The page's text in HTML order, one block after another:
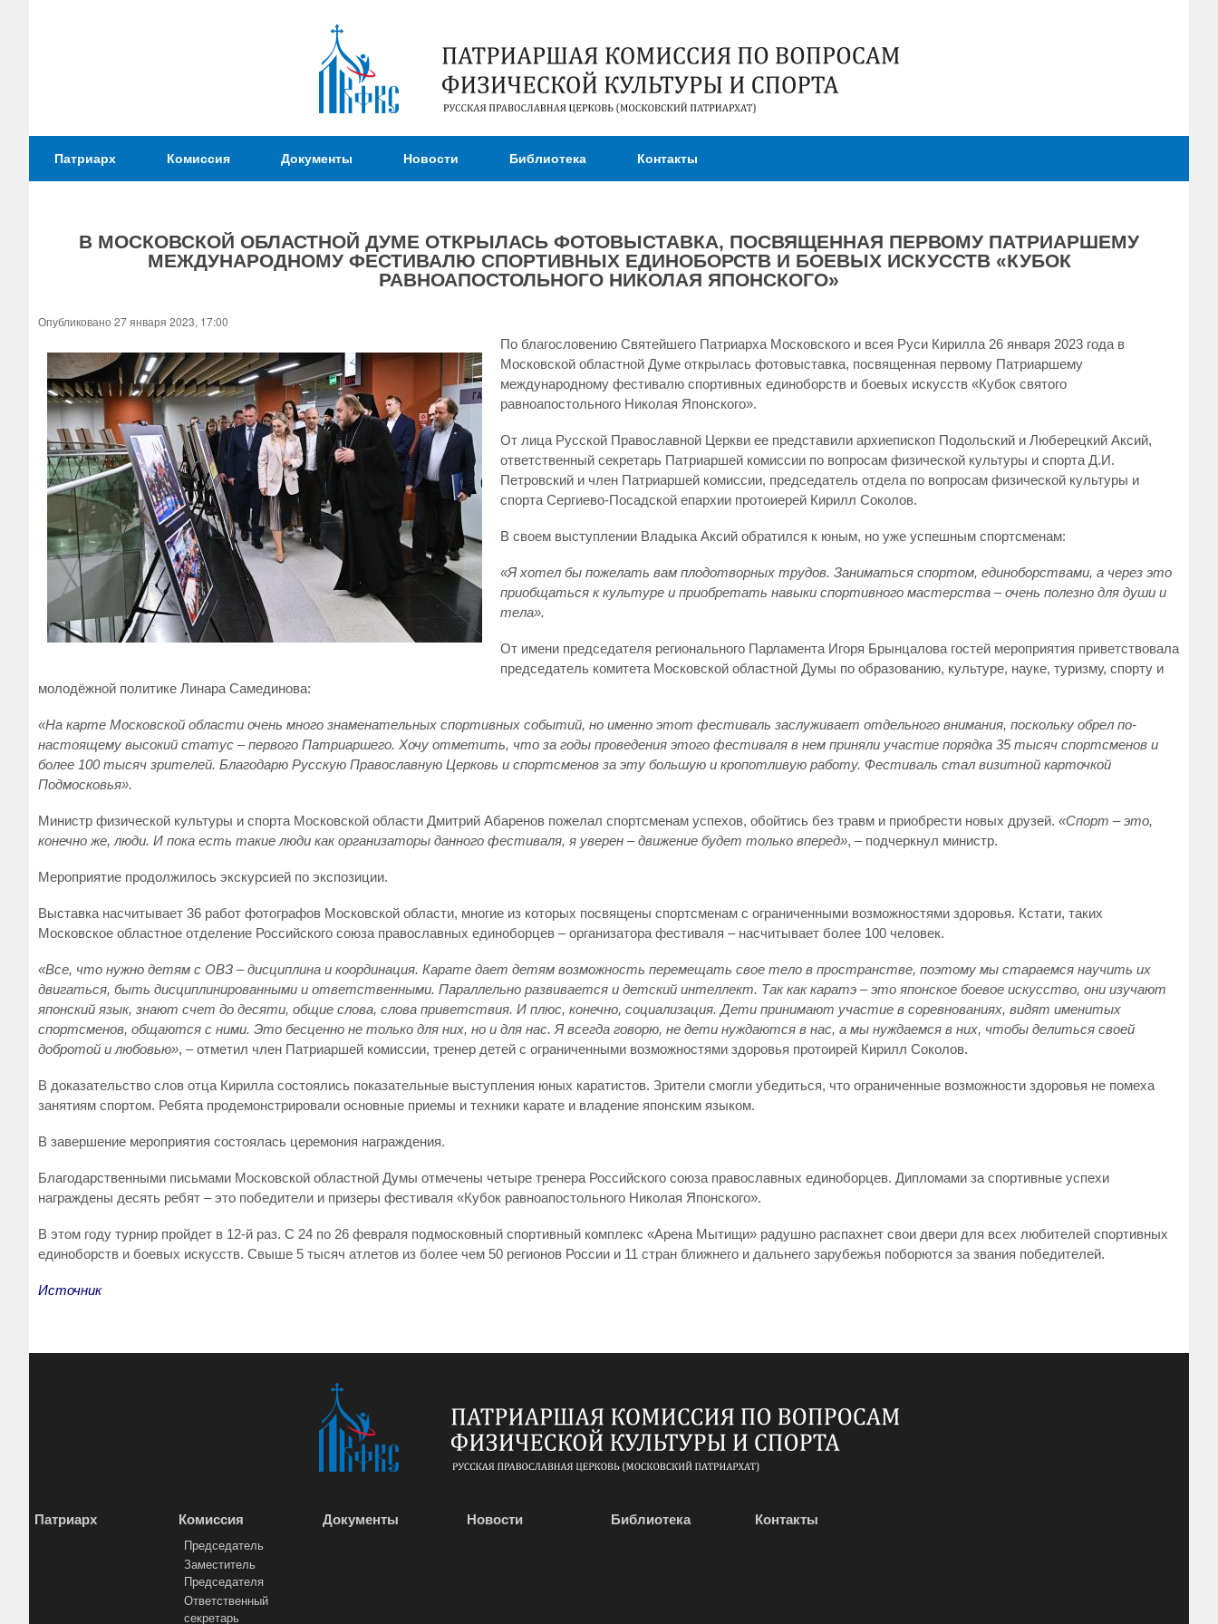
содержанию
Патриаршая
Комиссия
вопросам
физической
культуры и
Патриарх Комиссия Документы Новости Библиотека Контакты
В МОСКОВСКОЙ ОБЛАСТНОЙ ДУМЕ ОТКРЫЛАСЬ ФОТОВЫСТАВКА, ПОСВЯЩЕННАЯ ПЕРВОМУ ПАТРИАРШЕМУ
МЕЖДУНАРОДНОМУ ФЕСТИВАЛЮ СПОРТИВНЫХ ЕДИНОБОРСТВ И БОЕВЫХ ИСКУССТВ «КУБОК
РАВНОАПОСТОЛЬНОГО НИКОЛАЯ ЯПОНСКОГО»
Опубликовано 27 января 2023, 17:00
По благословению Святейшего Патриарха Московского и всея Руси Кирилла 26 января 2023 года в
Московской областной Думе открылась фотовыставка, посвященная первому Патриаршему
международному фестивалю спортивных единоборств и боевых искусств «Кубок святого
равноапостольного Николая Японского».
От лица Русской Православной Церкви ее представили архиепископ Подольский и Люберецкий Аксий,
ответственный секретарь Патриаршей комиссии по вопросам физической культуры и спорта Д.И.
Петровский и член Патриаршей комиссии, председатель отдела по вопросам физической культуры и
спорта Сергиево-Посадской епархии протоиерей Кирилл Соколов.
В своем выступлении Владыка Аксий обратился к юным, но уже успешным спортсменам:
«Я хотел бы пожелать вам плодотворных трудов. Заниматься спортом, единоборствами, а через это
приобщаться к культуре и приобретать навыки спортивного мастерства – очень полезно для души и
тела».
От имени председателя регионального Парламента Игоря Брынцалова гостей мероприятия приветствовала
председатель комитета Московской областной Думы по образованию, культуре, науке, туризму, спорту и
молодёжной политике Линара Самединова:
«На карте Московской области очень много знаменательных спортивных событий, но именно этот фестиваль заслуживает отдельного внимания, поскольку обрел по-
настоящему высокий статус – первого Патриаршего. Хочу отметить, что за годы проведения этого фестиваля в нем приняли участие порядка 35 тысяч спортсменов и
более 100 тысяч зрителей. Благодарю Русскую Православную Церковь и спортсменов за эту большую и кропотливую работу. Фестиваль стал визитной карточкой
Подмосковья».
Министр физической культуры и спорта Московской области Дмитрий Абаренов пожелал спортсменам успехов, обойтись без травм и приобрести новых друзей. «Спорт – это,
конечно же, люди. И пока есть такие люди как организаторы данного фестиваля, я уверен – движение будет только вперед», – подчеркнул министр.
Мероприятие продолжилось экскурсией по экспозиции.
Выставка насчитывает 36 работ фотографов Московской области, многие из которых посвящены спортсменам с ограниченными возможностями здоровья. Кстати, таких
Московское областное отделение Российского союза православных единоборцев – организатора фестиваля – насчитывает более 100 человек.
«Все, что нужно детям с ОВЗ – дисциплина и координация. Карате дает детям возможность перемещать свое тело в пространстве, поэтому мы стараемся научить их
двигаться, быть дисциплинированными и ответственными. Параллельно развивается и детский интеллект. Так как каратэ – это японское боевое искусство, они изучают
японский язык, знают счет до десяти, общие слова, слова приветствия. И плюс, конечно, социализация. Дети принимают участие в соревнованиях, видят именитых
спортсменов, общаются с ними. Это бесценно не только для них, но и для нас. Я всегда говорю, не дети нуждаются в нас, а мы нуждаемся в них, чтобы делиться своей
добротой и любовью», – отметил член Патриаршей комиссии, тренер детей с ограниченными возможностями здоровья протоирей Кирилл Соколов.
В доказательство слов отца Кирилла состоялись показательные выступления юных каратистов. Зрители смогли убедиться, что ограниченные возможности здоровья не помеха
занятиям спортом. Ребята продемонстрировали основные приемы и техники карате и владение японским языком.
В завершение мероприятия состоялась церемония награждения.
Благодарственными письмами Московской областной Думы отмечены четыре тренера Российского союза православных единоборцев. Дипломами за спортивные успехи
награждены десять ребят – это победители и призеры фестиваля «Кубок равноапостольного Николая Японского».
В этом году турнир пройдет в 12-й раз. С 24 по 26 февраля подмосковный спортивный комплекс «Арена Мытищи» радушно распахнет свои двери для всех любителей спортивных
единоборств и боевых искусств. Свыше 5 тысяч атлетов из более чем 50 регионов России и 11 стран ближнего и дальнего зарубежья поборются за звания победителей.
Источник
Патриарх Комиссия
Председатель
Заместитель
Председателя
Ответственный
секретарь
Документы Новости Библиотека Контакты